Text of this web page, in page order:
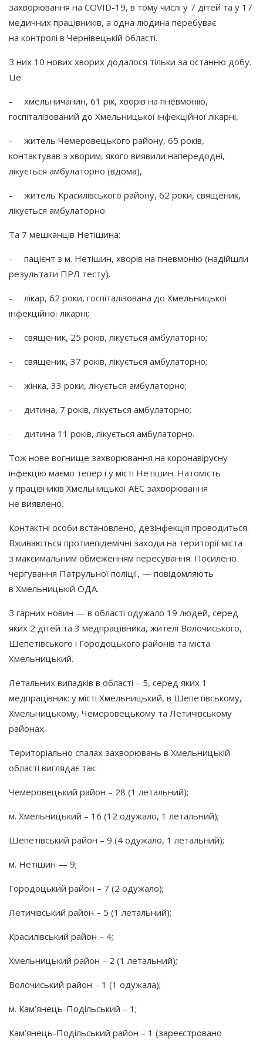
захворювання на COVID-19, в тому числі у 7 дітей та у 17
медичних працівників, а одна людина перебуває
на контролі в Чернівецькій області.
З них 10 нових хворих додалося тільки за останню добу.
Це:
- хмельничанин, 61 рік, хворів на пневмонію,
госпіталізований до Хмельницької інфекційної лікарні,
- житель Чемеровецького району, 65 років,
контактував з хворим, якого виявили напередодні,
лікується амбулаторно (вдома),
- житель Красилівського району, 62 роки, священик,
лікується амбулаторно.
Та 7 мешканців Нетішина:
- пацієнт з м. Нетішин, хворів на пневмонію (надійшли
результати ПРЛ тесту).
- лікар, 62 роки, госпіталізована до Хмельницької
інфекційної лікарні;
- священик, 25 років, лікується амбулаторно;
- священик, 37 років, лікується амбулаторно;
- жінка, 33 роки, лікується амбулаторно;
- дитина, 7 років, лікується амбулаторно;
- дитина 11 років, лікується амбулаторно.
Тож нове вогнище захворювання на коронавірусну
інфекцію маємо тепер і у місті Нетішин. Натомість
у працівників Хмельницької АЕС захворювання
не виявлено.
Контактні особи встановлено, дезінфекція проводиться.
Вживаються протиепідемічні заходи на території міста
з максимальним обмеженням пересування. Посилено
чергування Патрульної поліції, — повідомляють
в Хмельницькій ОДА.
З гарних новин — в області одужало 19 людей, серед
яких 2 дітей та 3 медпрацівника, жителі Волочиського,
Шепетівського і Городоцького районів та міста
Хмельницький.
Летальних випадків в області – 5, серед яких 1
медпрацівник: у місті Хмельницький, в Шепетівському,
Хмельницькому, Чемеровецькому та Летичівському
районах.
Територіально спалах захворювань в Хмельницькій
області виглядає так:
Чемеровецький район – 28 (1 летальний);
м. Хмельницький – 16 (12 одужало, 1 летальний);
Шепетівський район – 9 (4 одужало, 1 летальний);
м. Нетішин — 9;
Городоцький район – 7 (2 одужало);
Летичівський район – 5 (1 летальний);
Красилівський район – 4;
Хмельницький район – 2 (1 летальний);
Волочиський район – 1 (1 одужала);
м. Кам’янець-Подільський – 1;
Кам’янець-Подільський район – 1 (зареєстровано